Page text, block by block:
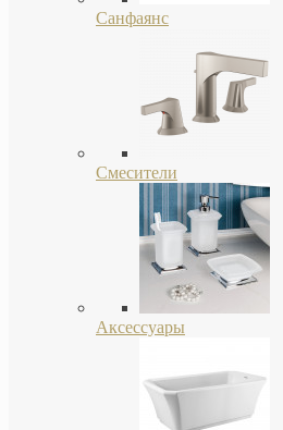
Санфаянс
Смесители
Аксессуары